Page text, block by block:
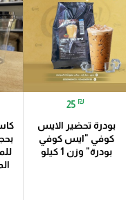
25 ₪
بودرة تحضير الايس
كوفي "ايس كوفي
بودرة" وزن 1 كيلو